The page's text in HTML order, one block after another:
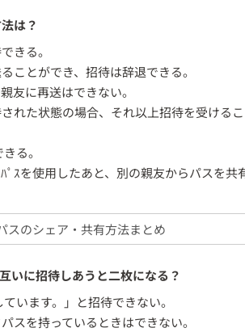
は？
きる。
ことができ、招待は辞退できる。
友に再送はできない。
れた状態の場合、それ以上招待を受ける
る。
ﾟｽを使用したあと、別の親友からパスを共
スのシェア・共有方法まとめ
いに招待しあうと二枚になる？
います。」と招待できない。
スを持っているときはできない。